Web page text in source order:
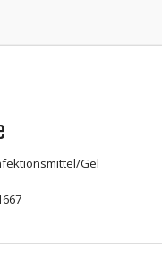
Gel